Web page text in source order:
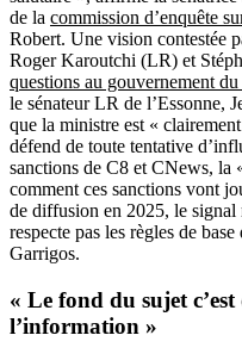
de la commission d’enquête
Robert. Une vision contestée
Roger Karoutchi (LR) et
questions au gouvernement
le sénateur LR de l’Essonne,
que la ministre est «
défend de toute tentative
sanctions de C8 et CNews, la
comment ces sanctions vont
de diffusion en 2025, le signal
respecte pas les règles de
Garrigos.
« Le fond du sujet
l’information »